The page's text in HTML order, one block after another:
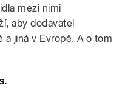
mezi nimi
aby dodavatel
a jiná v Evropě. A o tom